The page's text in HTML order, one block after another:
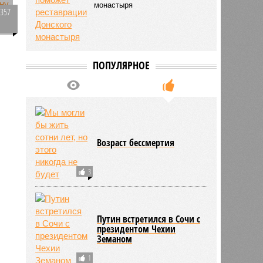
монастыря
ПОПУЛЯРНОЕ
3
Возраст бессмертия
1
Путин встретился в Сочи с
президентом Чехии
Земаном